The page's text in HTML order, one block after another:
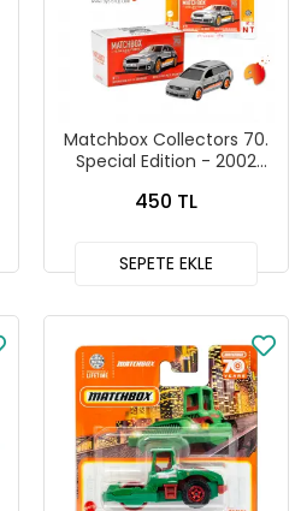
Matchbox Collectors 70.
Special Edition - 2002
450 TL
SEPETE EKLE